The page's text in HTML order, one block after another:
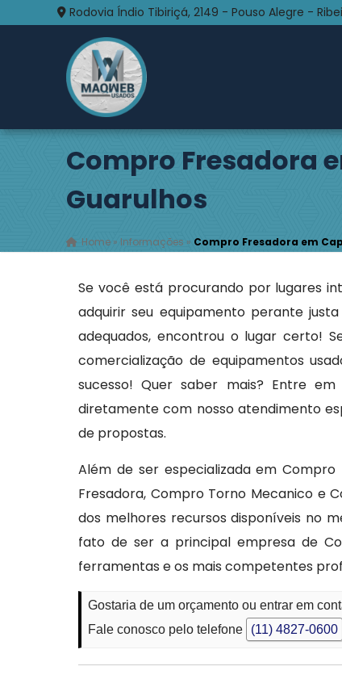
Rodovia Índio Tibiriçá, 2149 - Pouso Alegre -
Compro Fresadora
Guarulhos
Home » Informações » Compro Fresadora em
Se você está procurando por lugares
adquirir seu equipamento perante
adequados, encontrou o lugar certo!
comercialização de equipamentos
sucesso! Quer saber mais? Entre
diretamente com nosso atendimento
de propostas.
Além de ser especializada em
Fresadora, Compro Torno Mecanico e
dos melhores recursos disponíveis no
fato de ser a principal empresa de
ferramentas e os mais competentes
Gostaria de um orçamento ou entrar em
Fale conosco pelo telefone
(11) 4827-0600